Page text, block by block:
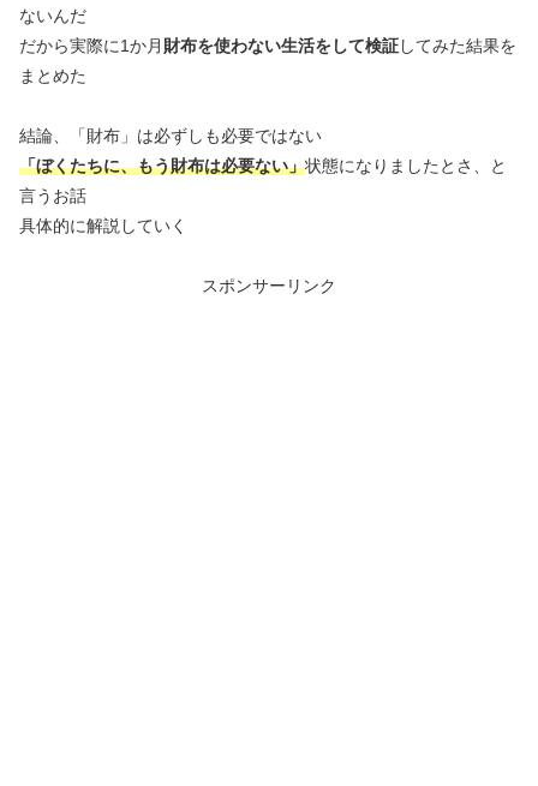
ないんだ
だから実際に1か月 財布を使わない生活をして検証してみた結果を
まとめた
結論、「財布」は必ずしも必要ではない
「ぼくたちに、もう財布は必要ない」状態になりましたとさ、と
言うお話
具体的に解説していく
スポンサーリンク